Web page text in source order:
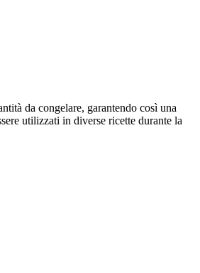
da congelare, garantendo così una
utilizzati in diverse ricette durante la